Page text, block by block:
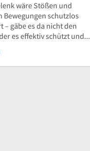
wäre Stößen und
Bewegungen schutzlos
– gäbe es da nicht den
es effektiv schützt und...